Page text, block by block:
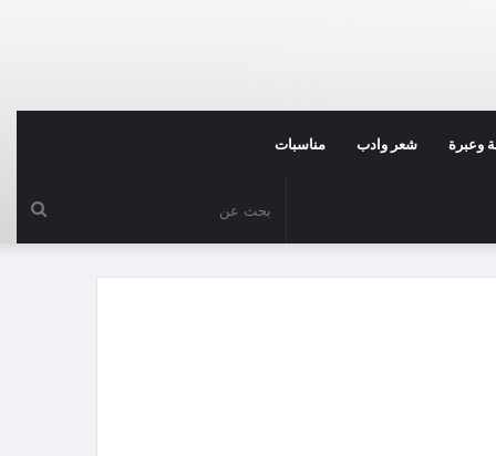
وعبرة شعر وادب مناسبات